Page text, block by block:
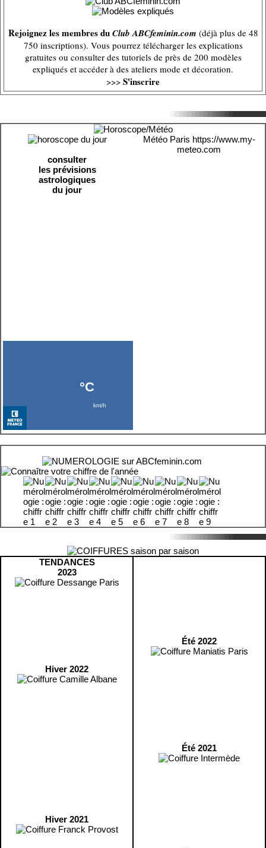
Rejoignez les membres duClub ABCfeminin.com (déjà plus de 48
750 inscriptions). Vous pourrez télécharger les explications
gratuites ou consulter des tutoriels de près de 200 modèles
expliqués et accéder à des ateliers mode et décoration.
>>> S'inscrire
consulter
les prévisions
astrologiques
du jour
Météo Paris https://www.my-
meteo.com
TENDANCES
2023
Hiver 2022
Hiver 2021
Été 2022
Été 2021